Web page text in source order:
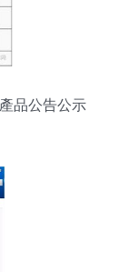
品公告公示